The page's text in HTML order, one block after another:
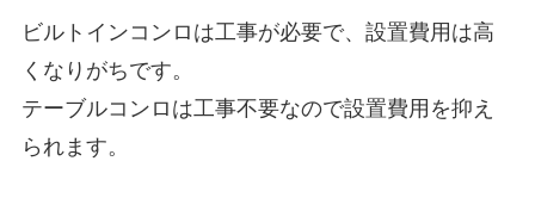
ビルトインコンロは工事が必要で、設置費用は高
くなりがちです。
テーブルコンロは工事不要なので設置費用を抑え
られます。